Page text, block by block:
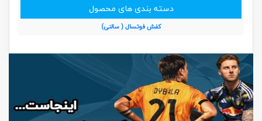
دسته بندی های محصول
کفش فوتسال ( سالنی)